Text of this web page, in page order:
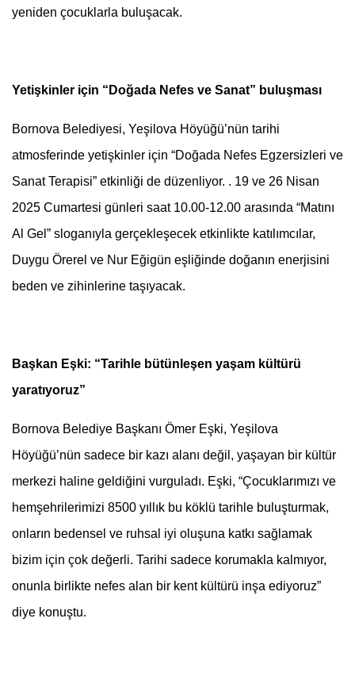
yeniden çocuklarla buluşacak.
Yetişkinler için “Doğada Nefes ve Sanat” buluşması
Bornova Belediyesi, Yeşilova Höyüğü’nün tarihi
atmosferinde yetişkinler için “Doğada Nefes Egzersizleri ve
Sanat Terapisi” etkinliği de düzenliyor. . 19 ve 26 Nisan
2025 Cumartesi günleri saat 10.00-12.00 arasında “Matını
Al Gel” sloganıyla gerçekleşecek etkinlikte katılımcılar,
Duygu Örerel ve Nur Eğigün eşliğinde doğanın enerjisini
beden ve zihinlerine taşıyacak.
Başkan Eşki: “Tarihle bütünleşen yaşam kültürü
yaratıyoruz”
Bornova Belediye Başkanı Ömer Eşki, Yeşilova
Höyüğü’nün sadece bir kazı alanı değil, yaşayan bir kültür
merkezi haline geldiğini vurguladı. Eşki, “Çocuklarımızı ve
hemşehrilerimizi 8500 yıllık bu köklü tarihle buluşturmak,
onların bedensel ve ruhsal iyi oluşuna katkı sağlamak
bizim için çok değerli. Tarihi sadece korumakla kalmıyor,
onunla birlikte nefes alan bir kent kültürü inşa ediyoruz”
diye konuştu.